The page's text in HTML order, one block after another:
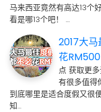
马来西亚竟然有高达13个
看是哪13个吧！ …
2017大
花RM500
点 获取更
有很多值得
到底哪里是适合度假又很
知…